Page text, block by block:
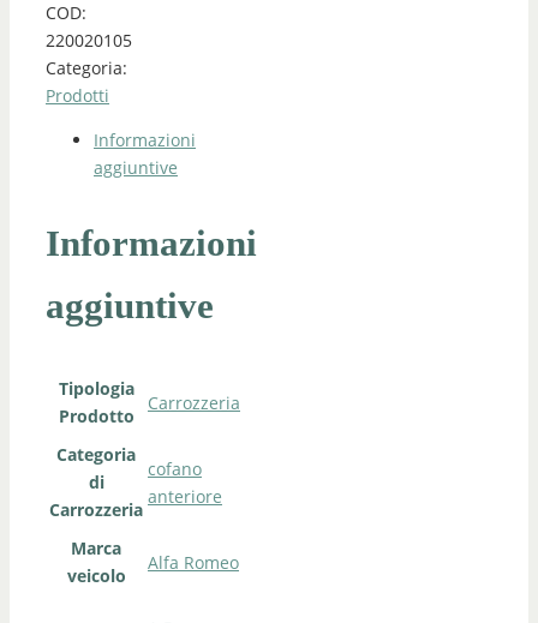
COD:
220020105
Categoria:
Prodotti
Informazioni
aggiuntive
Informazioni
aggiuntive
Tipologia
Prodotto
Carrozzeria
Categoria
di
Carrozzeria
cofano
anteriore
Marca
veicolo
Alfa Romeo